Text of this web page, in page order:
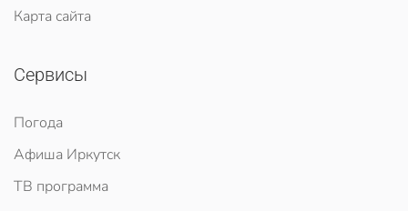
Карта сайта
Сервисы
Погода
Афиша Иркутск
ТВ программа